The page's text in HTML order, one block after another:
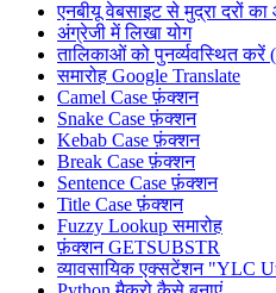
एनबीयू वेबसाइट से मुद्रा दरों
अंग्रेजी में लिखा योग
तालिकाओं को पुनर्व्यवस्थित करें
समारोह Google Translate
Camel Case फ़ंक्शन
Snake Case फ़ंक्शन
Kebab Case फ़ंक्शन
Break Case फ़ंक्शन
Sentence Case फ़ंक्शन
Title Case फ़ंक्शन
Fuzzy Lookupसमारोह
फ़ंक्शन GETSUBSTR
व्यावसायिक एक्सटेंशन "YLC